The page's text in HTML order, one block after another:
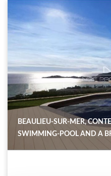
BEAULIEU-SUR-MER,
SWIMMING-POOL AND A